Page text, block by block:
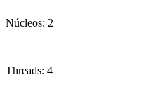
Núcleos: 2
Threads: 4